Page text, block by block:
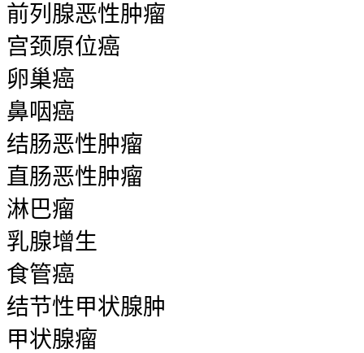
前列腺恶性肿瘤
宫颈原位癌
卵巢癌
鼻咽癌
结肠恶性肿瘤
直肠恶性肿瘤
淋巴瘤
乳腺增生
食管癌
结节性甲状腺肿
甲状腺瘤